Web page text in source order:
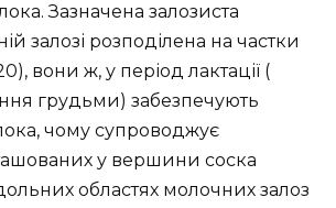
Зазначена залозиста
залозі розподілена на частки
вони ж, у період лактації (
грудьми) забезпечують
чому супроводжує
у вершини соска
областях молочних залоз